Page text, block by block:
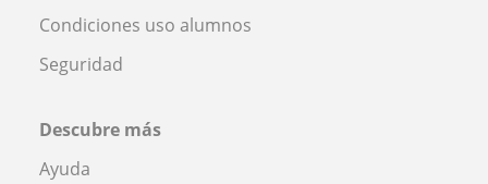
Condiciones uso alumnos
Seguridad
Descubre más
Ayuda